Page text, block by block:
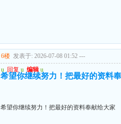
6楼 发表于: 2026-07-08 01:52 ---
u 回复 u 编辑 u
希望你继续努力！把最好的资料
希望你继续努力！把最好的资料奉献给大家